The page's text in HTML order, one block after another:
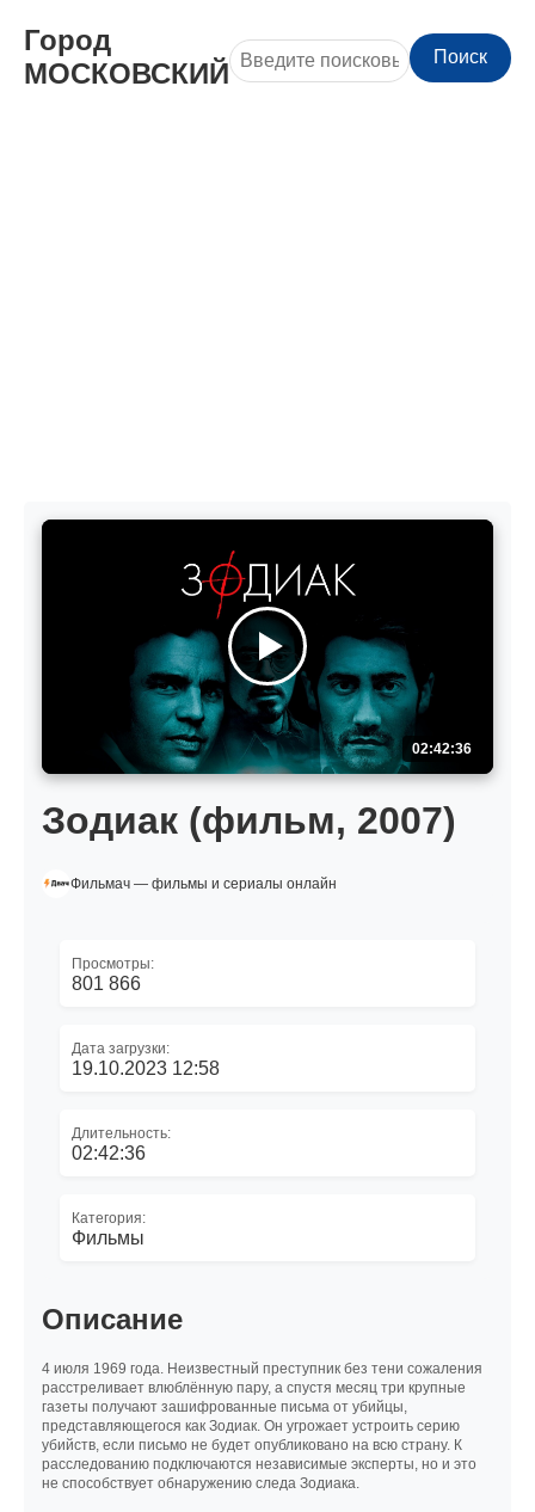
Город
МОСКОВСКИЙ
Поиск
02:42:36
Зодиак (фильм, 2007)
Фильмач — фильмы и сериалы онлайн
Просмотры:
801 866
Дата загрузки:
19.10.2023 12:58
Длительность:
02:42:36
Категория:
Фильмы
Описание
4 июля 1969 года. Неизвестный преступник без тени сожаления
расстреливает влюблённую пару, а спустя месяц три крупные
газеты получают зашифрованные письма от убийцы,
представляющегося как Зодиак. Он угрожает устроить серию
убийств, если письмо не будет опубликовано на всю страну. К
расследованию подключаются независимые эксперты, но и это
не способствует обнаружению следа Зодиака.